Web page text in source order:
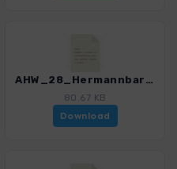
AHW_28_Hermannbarthhuette_Marchscharte_Kemptnerhuette.gpx
80.67 KB
Download